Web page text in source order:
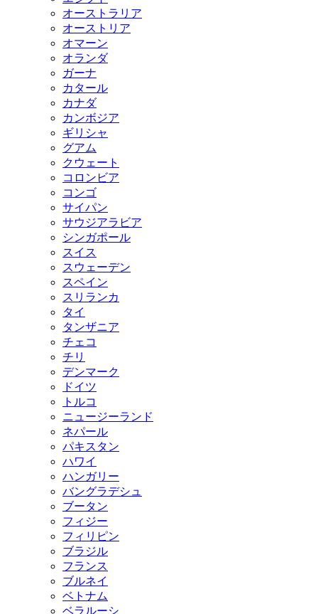
オーストラリア
オーストリア
オマーン
オランダ
ガーナ
カタール
カナダ
カンボジア
ギリシャ
グアム
クウェート
コロンビア
コンゴ
サイパン
サウジアラビア
シンガポール
スイス
スウェーデン
スペイン
スリランカ
タイ
タンザニア
チェコ
チリ
デンマーク
ドイツ
トルコ
ニュージーランド
ネパール
パキスタン
ハワイ
ハンガリー
バングラデシュ
ブータン
フィジー
フィリピン
ブラジル
フランス
ブルネイ
ベトナム
ベラルーシ